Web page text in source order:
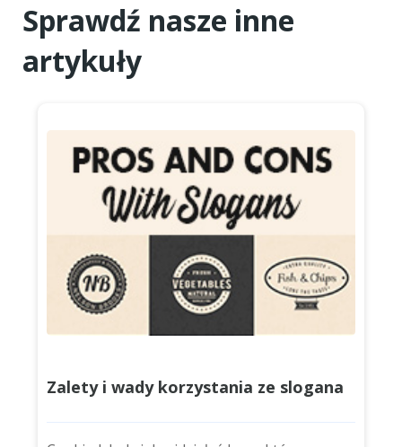
Sprawdź nasze inne
artykuły
Zalety i wady korzystania ze slogana
w Twoim logo